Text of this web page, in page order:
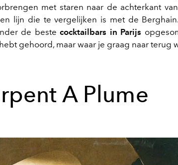
met staren naar de achterkant
lijn die te vergelijken is met de
de bestecocktailbars in Parijs
gehoord, maar waar je graag naar terug
A Plume